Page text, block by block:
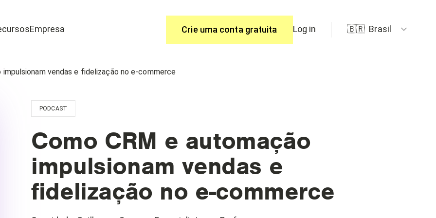
e-commerce
Empresa Crie uma conta gratuita Log in 🇧🇷 Brasil
impulsionam vendas e fidelização no e-commerce
PODCAST
Como CRM e automação
impulsionam vendas e
fidelização no e-commerce